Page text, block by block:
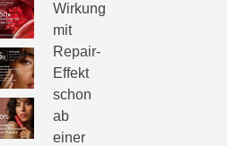
Wirkung
mit
Repair-
Effekt
schon
ab
einer